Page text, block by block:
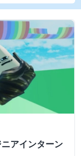
アインターン